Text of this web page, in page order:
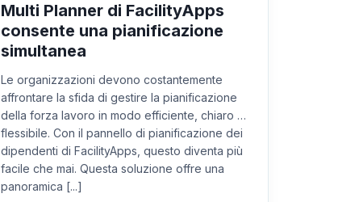
Multi Planner di FacilityApps
consente una pianificazione
simultanea
Le organizzazioni devono costantemente
affrontare la sfida di gestire la pianificazione
della forza lavoro in modo efficiente, chiaro e
flessibile. Con il pannello di pianificazione dei
dipendenti di FacilityApps, questo diventa più
facile che mai. Questa soluzione offre una
panoramica [...]